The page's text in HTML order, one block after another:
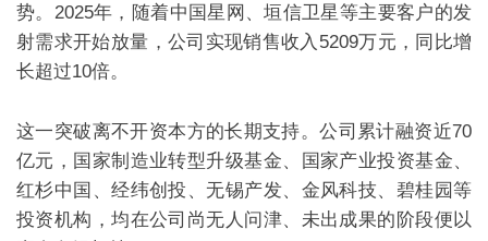
势。 2025年，随着中国星网、垣信卫星等主要客户的发
射需求开始放量，公司实现销售收入 5209万元，同比增
长超过10倍。
这一突破离不开资本方的长期支持。公司累计融资近70
亿元，国家制造业转型升级基金、国家产业投资基金、
红杉中国、经纬创投、无锡产发、金风科技、碧桂园等
投资机构，均在公司尚无人问津、未出成果的阶段便以